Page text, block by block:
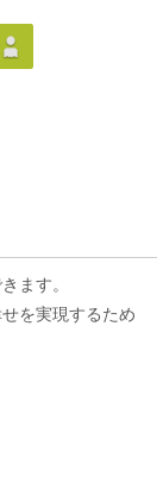
ます。
を実現するため